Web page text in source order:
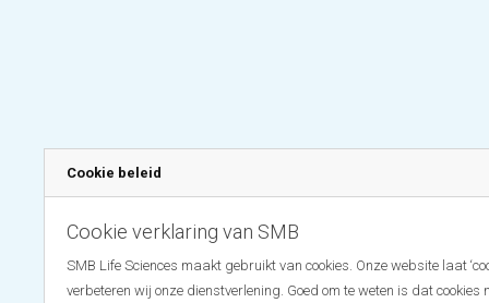
Cookie beleid
Cookie verklaring van SMB
SMB Life Sciences maakt gebruikt van cookies. Onze website laat
verbeteren wij onze dienstverlening. Goed om te weten is dat